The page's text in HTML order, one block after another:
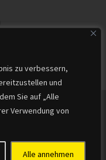
zu verbessern,
und
Sie auf „Alle
Verwendung von
Alle annehmen
vorbehalten